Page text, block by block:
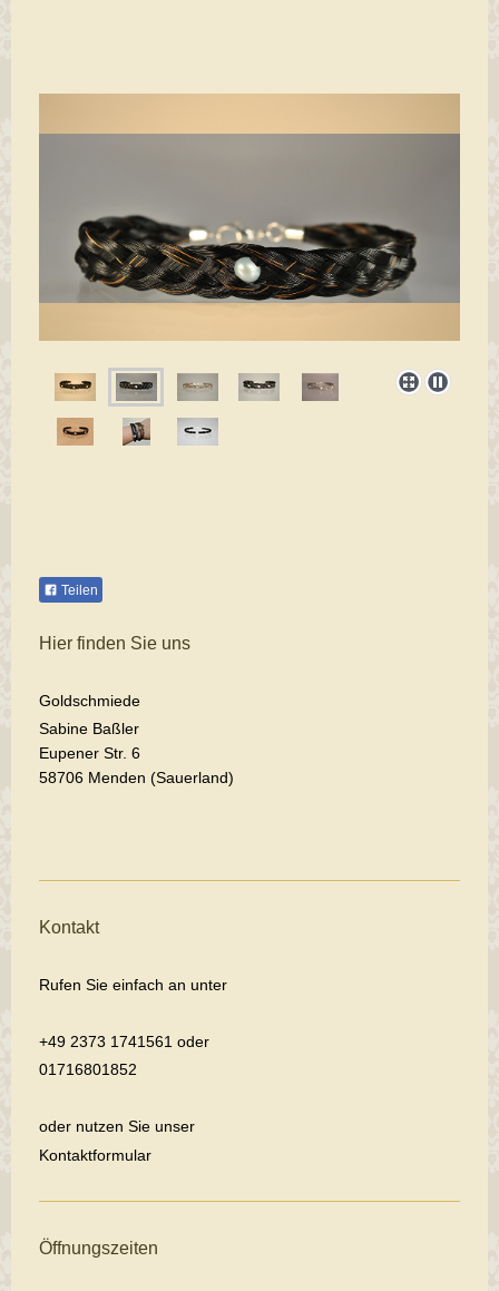
Teilen
Hier finden Sie uns
Goldschmiede
Sabine Baßler
Eupener Str. 6
58706 Menden (Sauerland)
Kontakt
Rufen Sie einfach an unter
+49 2373 1741561 oder
01716801852
oder nutzen Sie unser
Kontaktformular
Öffnungszeiten